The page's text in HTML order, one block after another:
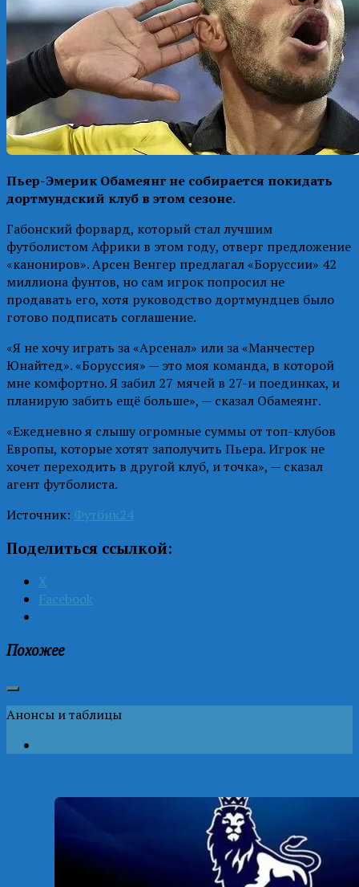
Пьер-Эмерик Обамеянг не собирается покидать
дортмундский клуб в этом сезоне.
Габонский форвард, который стал лучшим
футболистом Африки в этом году, отверг предложение
«канониров». Арсен Венгер предлагал «Боруссии» 42
миллиона фунтов, но сам игрок попросил не
продавать его, хотя руководство дортмундцев было
готово подписать соглашение.
«Я не хочу играть за «Арсенал» или за «Манчестер
Юнайтед». «Боруссия» — это моя команда, в которой
мне комфортно. Я забил 27 мячей в 27-и поединках, и
планирую забить ещё больше», — сказал Обамеянг.
«Ежедневно я слышу огромные суммы от топ-клубов
Европы, которые хотят заполучить Пьера. Игрок не
хочет переходить в другой клуб, и точка», — сказал
агент футболиста.
Источник: Футбик24
Поделиться ссылкой:
X
Facebook
Похожее
Анонсы и таблицы